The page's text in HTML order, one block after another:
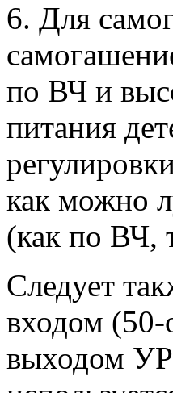
6. Для
по ВЧ и
питания
как можно
(как по ВЧ,
Следует
входом (50-
выходом